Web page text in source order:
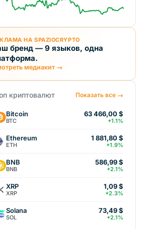
НА SPAZIOCRYPTO
бренд — 9 языков, одна
медиакит →
криптовалют Показать все →
Bitcoin
BTC
63 466,00 $
+1.1%
Ethereum
ETH
1 881,80 $
+1.9%
BNB
BNB
586,99 $
+2.1%
XRP
XRP
1,09 $
+2.3%
Solana
SOL
73,49 $
+2.1%